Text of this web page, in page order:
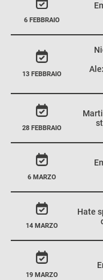
6 FEBBRAIO
13 FEBBRAIO
28 FEBBRAIO
6 MARZO
14 MARZO
Hate
19 MARZO